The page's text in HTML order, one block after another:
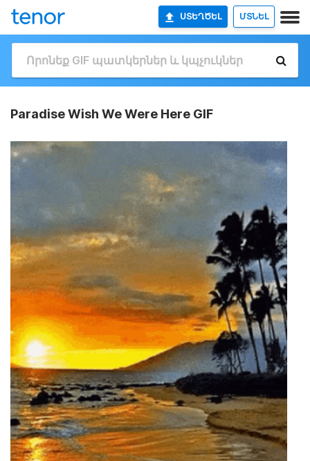
ՍՏԵՂԾԵԼ ՄՏՆԵԼ
Paradise Wish We Were Here GIF